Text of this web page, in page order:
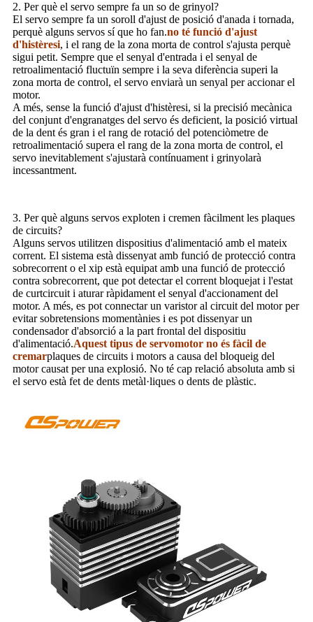
2. Per què el servo sempre fa un so de grinyol?
El servo sempre fa un soroll d'ajust de posició d'anada i tornada,
perquè alguns servos sí que ho fan.no té funció d'ajust
d'histèresi, i el rang de la zona morta de control s'ajusta perquè
sigui petit. Sempre que el senyal d'entrada i el senyal de
retroalimentació fluctuïn sempre i la seva diferència superi la
zona morta de control, el servo enviarà un senyal per accionar el
motor.
A més, sense la funció d'ajust d'histèresi, si la precisió mecànica
del conjunt d'engranatges del servo és deficient, la posició virtual
de la dent és gran i el rang de rotació del potenciòmetre de
retroalimentació supera el rang de la zona morta de control, el
servo inevitablement s'ajustarà contínuament i grinyolarà
incessantment.
3. Per què alguns servos exploten i cremen fàcilment les plaques
de circuits?
Alguns servos utilitzen dispositius d'alimentació amb el mateix
corrent. El sistema està dissenyat amb funció de protecció contra
sobrecorrent o el xip està equipat amb una funció de protecció
contra sobrecorrent, que pot detectar el corrent bloquejat i l'estat
de curtcircuit i aturar ràpidament el senyal d'accionament del
motor. A més, es pot connectar un varistor al circuit del motor per
evitar sobretensions momentànies i es pot dissenyar un
condensador d'absorció a la part frontal del dispositiu
d'alimentació.Aquest tipus de servomotor no és fàcil de
cremarplaques de circuits i motors a causa del bloqueig del
motor causat per una explosió. No té cap relació absoluta amb si
el servo està fet de dents metàl·liques o dents de plàstic.